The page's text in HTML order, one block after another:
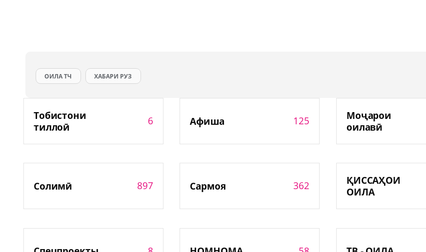
ОИЛА ТЧ ХАБАРИ РУЗ
Тобистони
тиллоӣ
6 Афиша 125
Моҷарои
оилавӣ
Солимӣ 897 Сармоя 362
ҚИССАҲОИ
ОИЛА